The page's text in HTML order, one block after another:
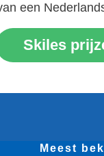
een
Skiles
Meest